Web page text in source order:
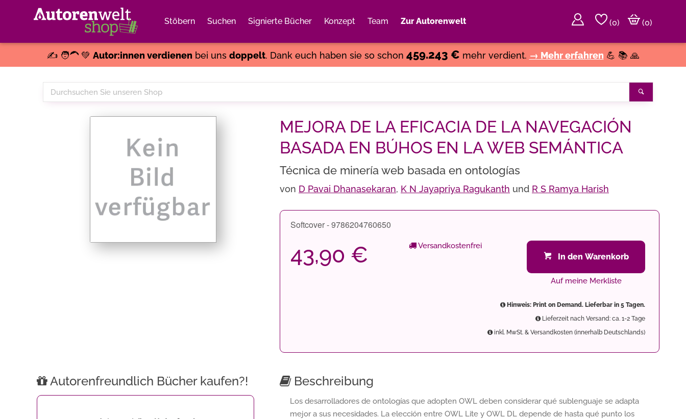
Stöbern Suchen Signierte Bücher Konzept Team Zur Autorenwelt (0)
(0)
✍️ 🧑‍🦱 💚 Autor:innen verdienenbei uns doppelt. Dank euch haben sie so schon 459.243 € mehr verdient. → Mehr erfahren 💪 📚 🙏
Durchsuchen
Sie
MEJORA DE LA EFICACIA DE LA NAVEGACIÓN
BASADA EN BÚHOS EN LA WEB SEMÁNTICA
Técnica de minería web basada en ontologías
von D Pavai Dhanasekaran, K N Jayapriya Ragukanth und R S Ramya Harish
Softcover - 9786204760650
43,90 € Versandkostenfrei
In den Warenkorb
Auf meine Merkliste
Hinweis: Print on Demand. Lieferbar in 5 Tagen.
Lieferzeit nach Versand: ca. 1-2 Tage
inkl. MwSt. & Versandkosten (innerhalb Deutschlands)
Autorenfreundlich Bücher kaufen?! Beschreibung
Los desarrolladores de ontologías que adopten OWL deben considerar qué sublenguaje se adapta
mejor a sus necesidades. La elección entre OWL Lite y OWL DL depende de hasta qué punto los